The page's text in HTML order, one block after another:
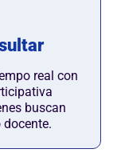
real con
buscan